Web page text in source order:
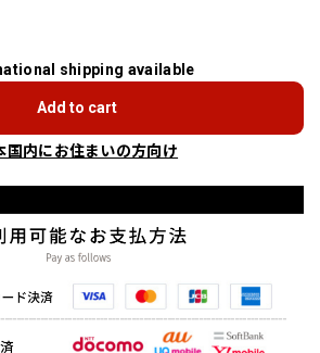
shipping available
Add to cart
国内にお住まいの方向け